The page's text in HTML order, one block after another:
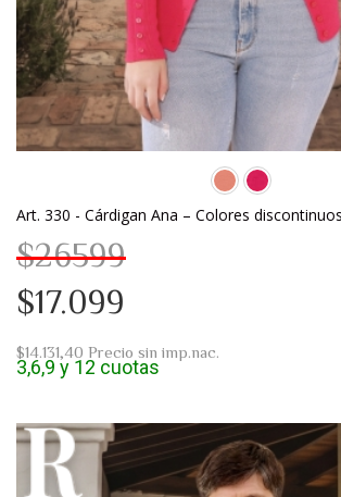
Art. 330 - Cárdigan Ana – Colores discontinuos
$26599
$17.099
$14.131,40 Precio sin imp.nac.
3,6,9 y 12 cuotas